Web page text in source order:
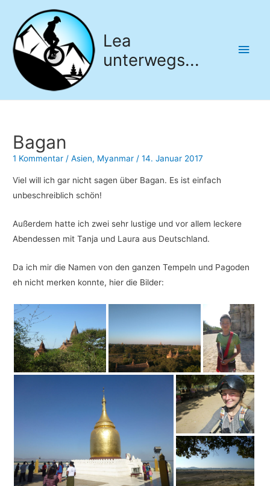
Lea
unterwegs...
Bagan
1 Kommentar /Asien, Myanmar /14. Januar 2017
Viel will ich gar nicht sagen über Bagan. Es ist einfach
unbeschreiblich schön!
Außerdem hatte ich zwei sehr lustige und vor allem leckere
Abendessen mit Tanja und Laura aus Deutschland.
Da ich mir die Namen von den ganzen Tempeln und Pagoden
eh nicht merken konnte, hier die Bilder: